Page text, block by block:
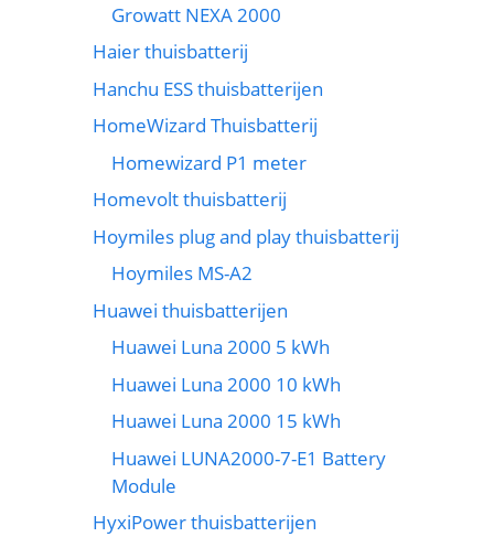
Growatt NEXA 2000
Haier thuisbatterij
Hanchu ESS thuisbatterijen
HomeWizard Thuisbatterij
Homewizard P1 meter
Homevolt thuisbatterij
Hoymiles plug and play thuisbatterij
Hoymiles MS-A2
Huawei thuisbatterijen
Huawei Luna 2000 5 kWh
Huawei Luna 2000 10 kWh
Huawei Luna 2000 15 kWh
Huawei LUNA2000-7-E1 Battery
Module
HyxiPower thuisbatterijen